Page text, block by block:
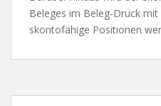
Beleges im Beleg-Druck
skontofähige Positionen